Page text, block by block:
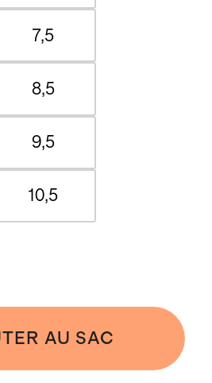
7,5
8,5
9,5
10,5
AU SAC